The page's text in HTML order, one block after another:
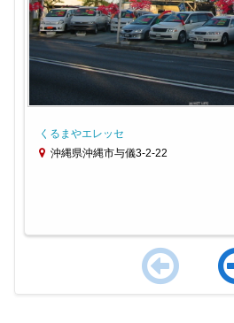
くるまやエレッセ
沖縄県沖縄市与儀3-2-22